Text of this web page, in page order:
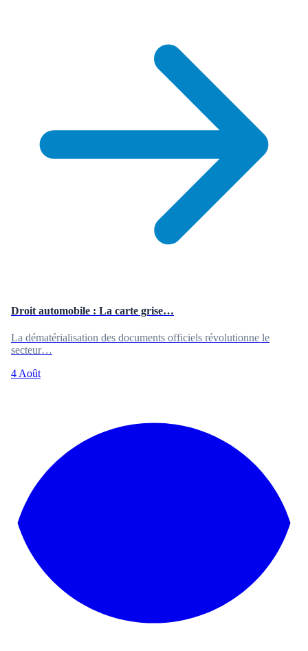
Droit automobile : La carte grise…
La dématérialisation des documents officiels révolutionne le
secteur…
4 Août